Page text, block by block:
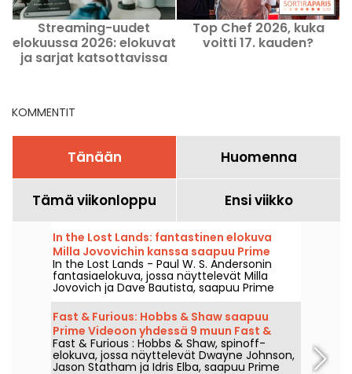
Streaming-uudet
elokuussa 2026: elokuvat
ja sarjat katsottavissa
Top Chef 2026, kuka
voitti 17. kauden?
KOMMENTIT
Tänään Huomenna
Tämä viikonloppu Ensi viikko
In the Lost Lands: fantastinen elokuva
Milla Jovovichin kanssa saapuu Prime
Videoon
In the Lost Lands - Paul W. S. Andersonin
fantasiaelokuva, jossa näyttelevät Milla
Jovovich ja Dave Bautista, saapuu Prime
Videoon 7. elokuuta 2026.
Fast & Furious: Hobbs & Shaw saapuu
Prime Videoon yhdessä 9 muun Fast &
Furious -elokuvan kanssa
Fast & Furious : Hobbs & Shaw, spinoff-
elokuva, jossa näyttelevät Dwayne Johnson,
Jason Statham ja Idris Elba, saapuu Prime